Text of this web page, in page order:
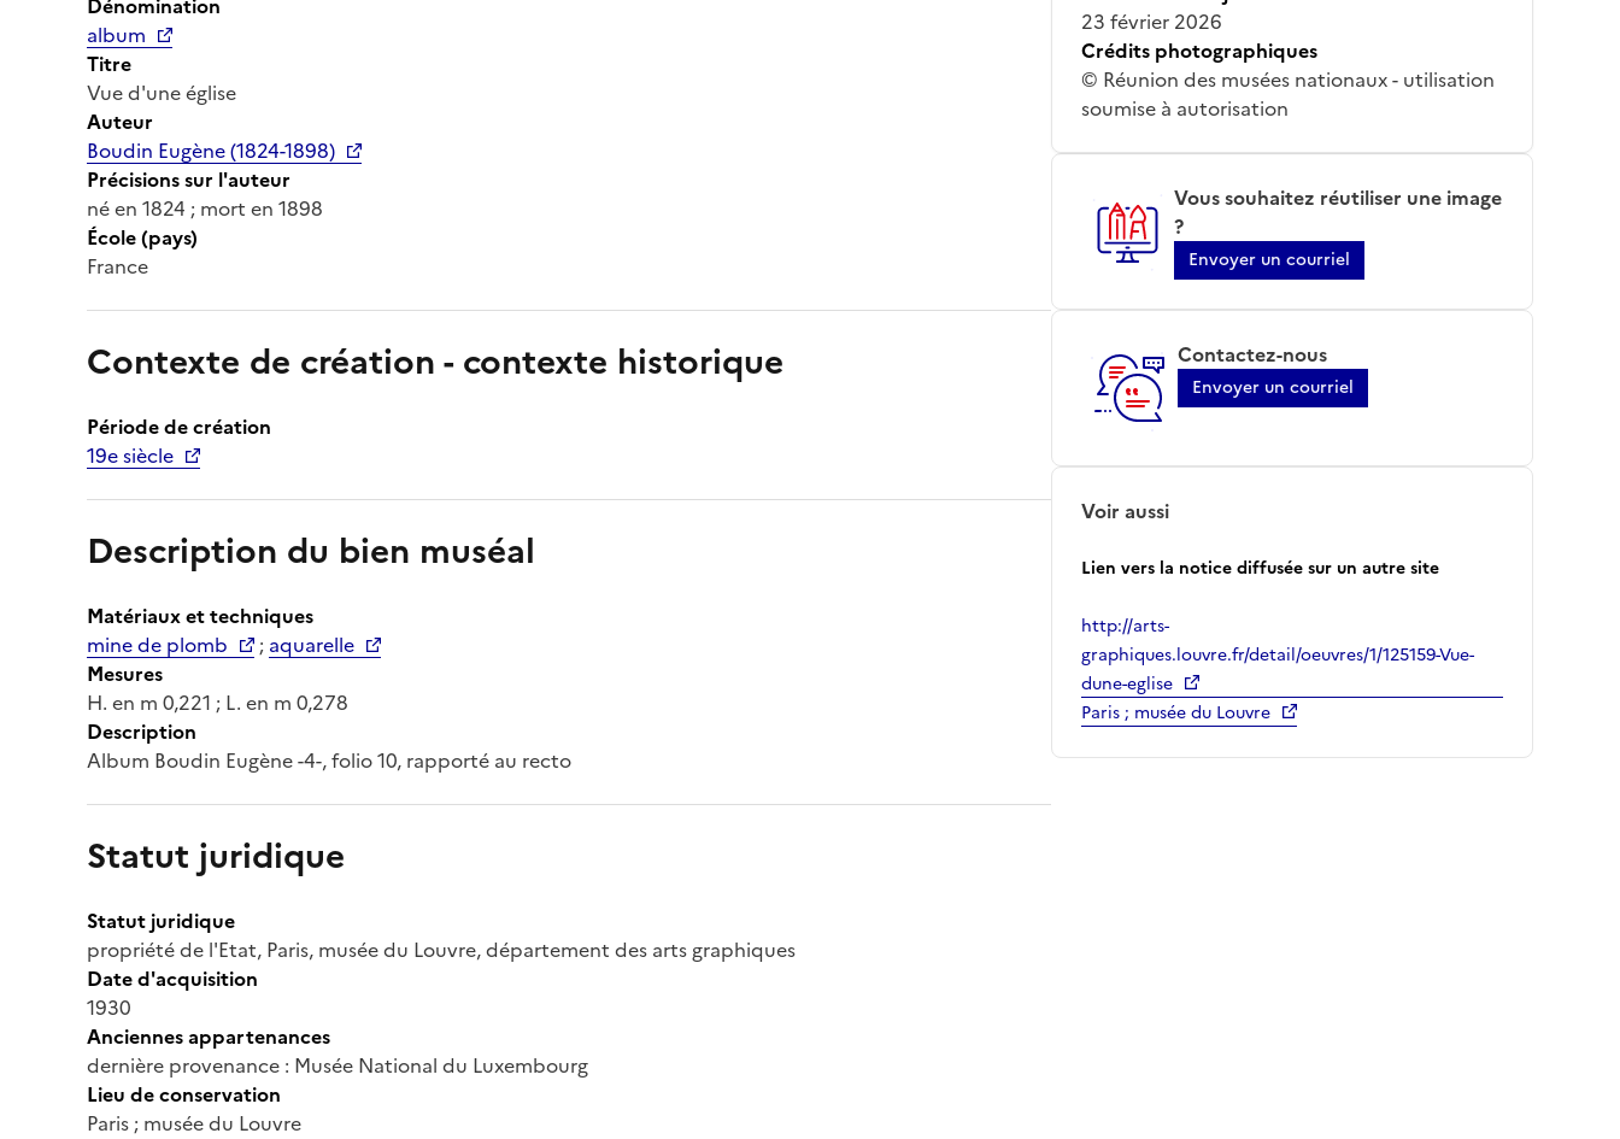
album
Titre
Vue d'une église
Auteur
Boudin Eugène (1824-1898)
Précisions sur l'auteur
né en 1824 ; mort en 1898
École (pays)
France
Contexte de création - contexte historique
Période de création
19e siècle
Description du bien muséal
Matériaux et techniques
mine de plomb
; aquarelle
Mesures
H. en m 0,221 ; L. en m 0,278
Description
Album Boudin Eugène -4-, folio 10, rapporté au recto
Statut juridique
Statut juridique
propriété de l'Etat, Paris, musée du Louvre, département des arts graphiques
Date d'acquisition
1930
Anciennes appartenances
dernière provenance : Musée National du Luxembourg
Lieu de conservation
Paris ; musée du Louvre
23 février 2026
Crédits photographiques
© Réunion des musées nationaux - utilisation
soumise à autorisation
Vous souhaitez réutiliser une image
?
Envoyer un courriel
Contactez-nous
Envoyer un courriel
Voir aussi
Lien vers la notice diffusée sur un autre site
http://arts-
graphiques.louvre.fr/detail/oeuvres/1/125159-Vue-
dune-eglise
Paris ; musée du Louvre